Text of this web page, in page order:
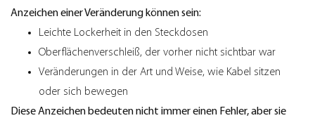
Anzeichen einer Veränderung können sein:
Leichte Lockerheit in den Steckdosen
Oberflächenverschleiß, der vorher nicht sichtbar war
Veränderungen in der Art und Weise, wie Kabel sitzen
oder sich bewegen
Diese Anzeichen bedeuten nicht immer einen Fehler, aber sie